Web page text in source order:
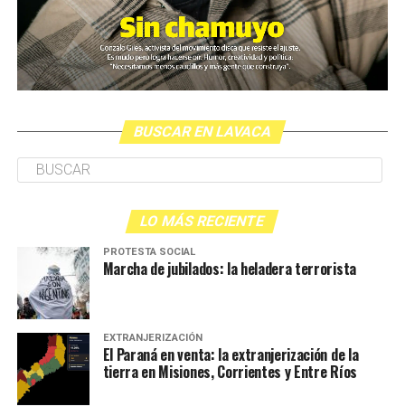
BUSCAR EN LAVACA
LO MÁS RECIENTE
PROTESTA SOCIAL
Marcha de jubilados: la heladera terrorista
EXTRANJERIZACIÓN
El Paraná en venta: la extranjerización de la
tierra en Misiones, Corrientes y Entre Ríos